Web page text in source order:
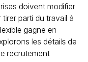
doivent modifier
parti du travail à
gagne en
les détails de
recrutement